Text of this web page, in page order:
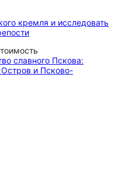
кремля и исследовать